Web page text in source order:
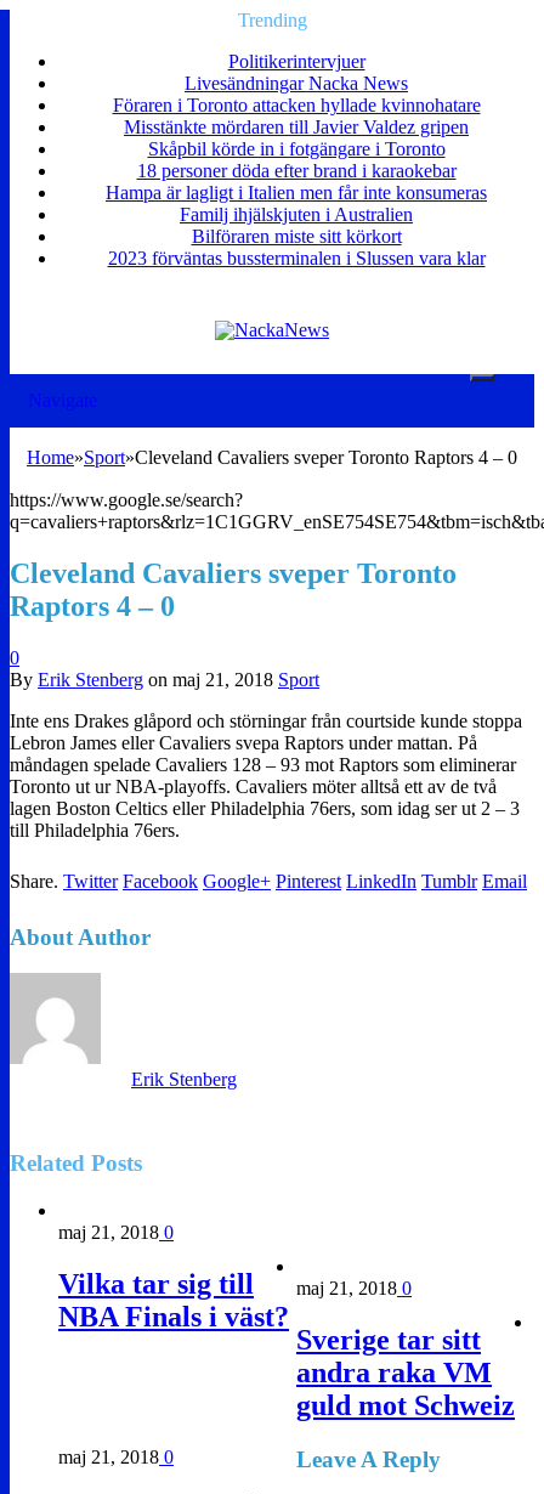
Trending
Politikerintervjuer
Livesändningar Nacka News
Föraren i Toronto attacken hyllade kvinnohatare
Misstänkte mördaren till Javier Valdez gripen
Skåpbil körde in i fotgängare i Toronto
18 personer döda efter brand i karaokebar
Hampa är lagligt i Italien men får inte konsumeras
Familj ihjälskjuten i Australien
Bilföraren miste sitt körkort
2023 förväntas bussterminalen i Slussen vara klar
Navigate
Home»Sport»Cleveland Cavaliers sveper Toronto Raptors 4 – 0
https://www.google.se/search?
Cleveland Cavaliers sveper Toronto
Raptors 4 – 0
0
By Erik Stenberg on maj 21, 2018 Sport
Inte ens Drakes glåpord och störningar från courtside kunde stoppa
Lebron James eller Cavaliers svepa Raptors under mattan. På
måndagen spelade Cavaliers 128 – 93 mot Raptors som eliminerar
Toronto ut ur NBA-playoffs. Cavaliers möter alltså ett av de två
lagen Boston Celtics eller Philadelphia 76ers, som idag ser ut 2 – 3
till Philadelphia 76ers.
Share. Twitter Facebook Google+ Pinterest LinkedIn Tumblr Email
About Author
Erik Stenberg
Related Posts
maj 21, 2018 0
Vilka tar sig till
NBA Finals i väst?
maj 21, 2018 0
Sverige tar sitt
andra raka VM
guld mot Schweiz
maj 21, 2018 0 Leave A Reply